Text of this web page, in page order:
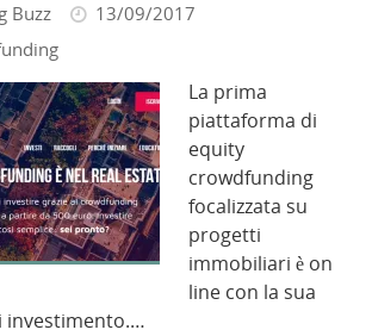
Buzz
13/09/2017
La prima
piattaforma di
equity
crowdfunding
focalizzata su
progetti
immobiliari è on
line con la sua
investimento.…